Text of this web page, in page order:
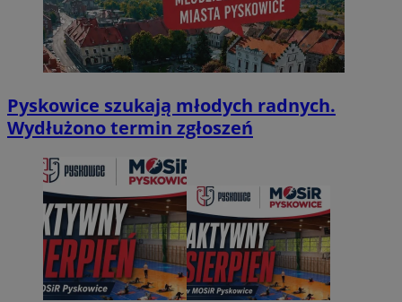
Pyskowice szukają młodych radnych.
Wydłużono termin zgłoszeń